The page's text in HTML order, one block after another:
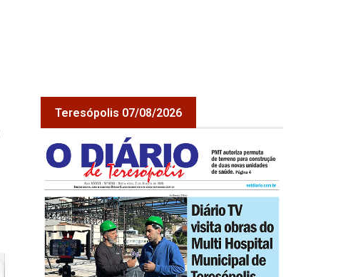
Teresópolis 07/08/2026